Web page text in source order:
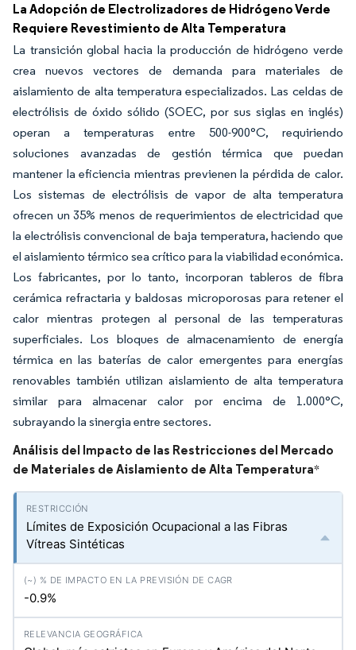
La Adopción de Electrolizadores de Hidrógeno Verde
Requiere Revestimiento de Alta Temperatura
La transición global hacia la producción de hidrógeno verde
crea nuevos vectores de demanda para materiales de
aislamiento de alta temperatura especializados. Las celdas de
electrólisis de óxido sólido (SOEC, por sus siglas en inglés)
operan a temperaturas entre 500-900°C, requiriendo
soluciones avanzadas de gestión térmica que puedan
mantener la eficiencia mientras previenen la pérdida de calor.
Los sistemas de electrólisis de vapor de alta temperatura
ofrecen un 35% menos de requerimientos de electricidad que
la electrólisis convencional de baja temperatura, haciendo que
el aislamiento térmico sea crítico para la viabilidad económica.
Los fabricantes, por lo tanto, incorporan tableros de fibra
cerámica refractaria y baldosas microporosas para retener el
calor mientras protegen al personal de las temperaturas
superficiales. Los bloques de almacenamiento de energía
térmica en las baterías de calor emergentes para energías
renovables también utilizan aislamiento de alta temperatura
similar para almacenar calor por encima de 1.000°C,
subrayando la sinergia entre sectores.
Análisis del Impacto de las Restricciones del Mercado
de Materiales de Aislamiento de Alta Temperatura*
Límites de Exposición Ocupacional a las Fibras
Vítreas Sintéticas
-0.9%